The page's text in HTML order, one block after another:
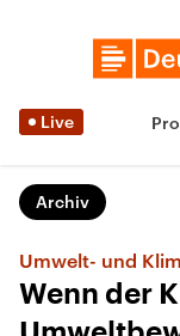
Live
Archiv
Umwelt- und
Wenn der